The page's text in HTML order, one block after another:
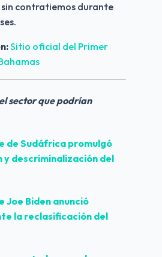
contratiemos durante
Sitio oficial del Primer
sector que podrían
de Sudáfrica promulgó
y descriminalización del
Joe Biden anunció
la reclasificación del